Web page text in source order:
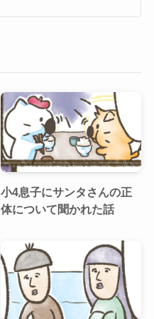
小4息子にサンタさんの正
体について聞かれた話